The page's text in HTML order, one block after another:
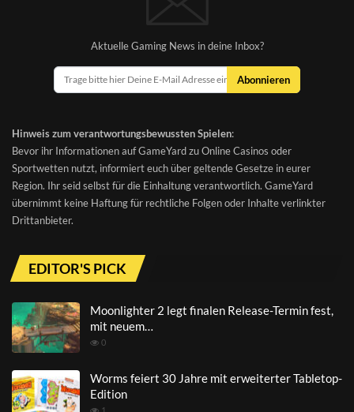
Aktuelle Gaming News in deine Inbox?
Abonnieren
Hinweis zum verantwortungsbewussten Spielen:
Bevor ihr Informationen auf GameYard zu Online Casinos oder
Sportwetten nutzt, informiert euch über geltende Gesetze in eurer
Region. Ihr seid selbst für die Einhaltung verantwortlich. GameYard
übernimmt keine Haftung für rechtliche Folgen oder Inhalte verlinkter
Drittanbieter.
EDITOR'S PICK
Moonlighter 2 legt finalen Release-Termin fest,
mit neuem…
0
Worms feiert 30 Jahre mit erweiterter Tabletop-
Edition